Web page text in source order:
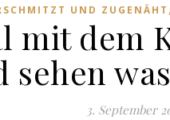
UND ZUGENÄHT ,
mit dem
sehen
3. September